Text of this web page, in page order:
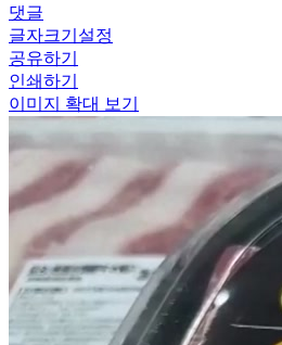
댓글
글자크기설정
공유하기
인쇄하기
이미지 확대 보기